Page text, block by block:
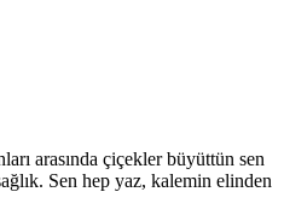
arasında çiçekler büyüttün sen
Sen hep yaz, kalemin elinden